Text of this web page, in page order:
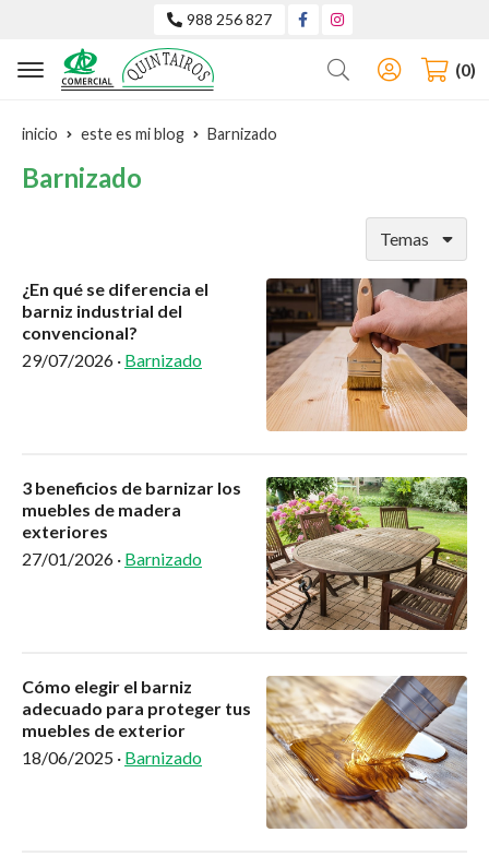
988 256 827
Buscar 0
inicio este es mi blog Barnizado
Barnizado
Temas
¿En qué se diferencia el
barniz industrial del
convencional?
29/07/2026 · Barnizado
3 beneficios de barnizar los
muebles de madera
exteriores
27/01/2026 · Barnizado
Cómo elegir el barniz
adecuado para proteger tus
muebles de exterior
18/06/2025 · Barnizado